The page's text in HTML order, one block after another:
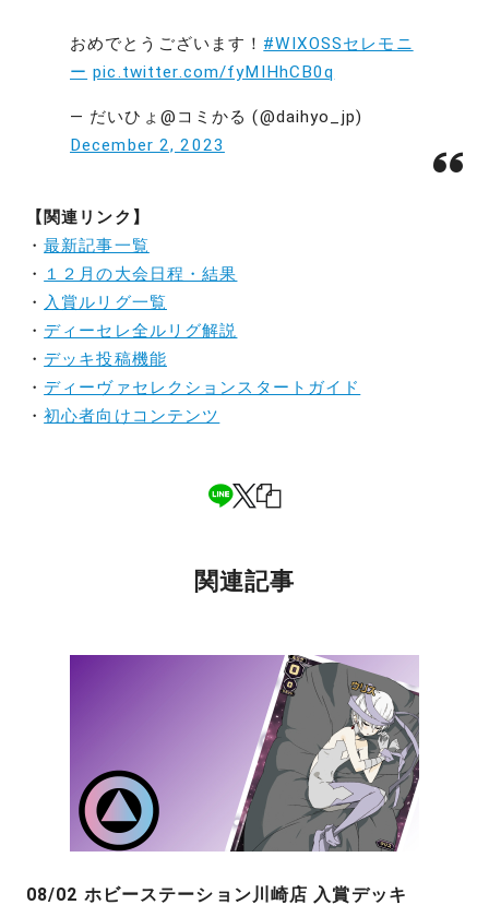
おめでとうございます！ #WIXOSSセレモニ
ー pic.twitter.com/fyMIHhCB0q
— だいひょ@コミかる (@daihyo_jp)
December 2, 2023
【関連リンク】
・最新記事一覧
・ １２月の大会日程・結果
・ 入賞ルリグ一覧
・ ディーセレ全ルリグ解説
・ デッキ投稿機能
・ ディーヴァセレクションスタートガイド
・初心者向けコンテンツ
関連記事
08/02 ホビーステーション川崎店 入賞デッキ